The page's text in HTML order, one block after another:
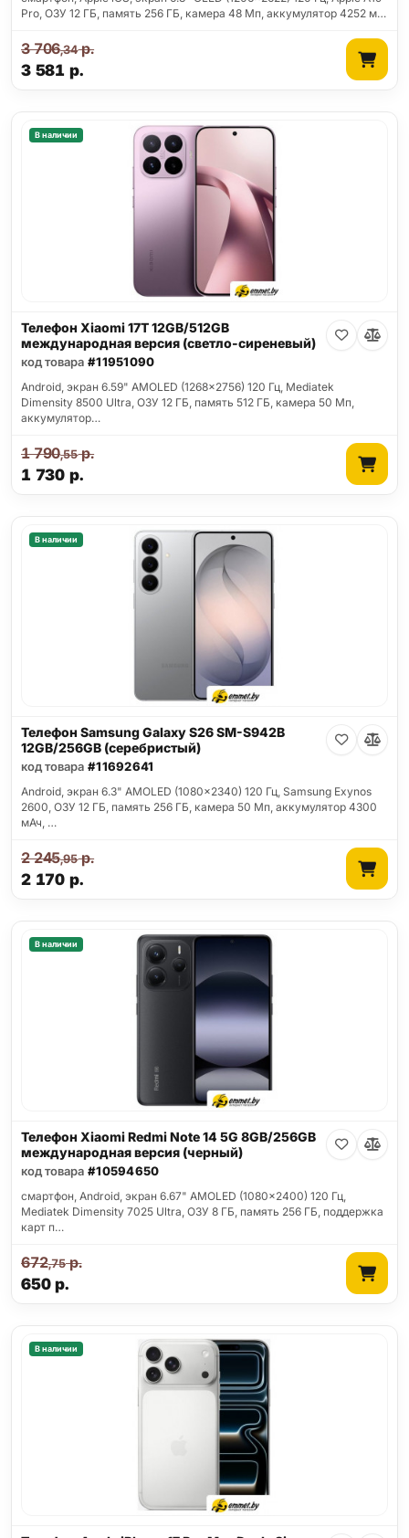
Pro, ОЗУ 12 ГБ, память 256 ГБ, камера 48 Мп, аккумулятор 4252 м…
3 581 р.
3 706,34р.
В наличии
Телефон Xiaomi 17T 12GB/512GB
международная версия (светло-сиреневый)
код товара #11951090
Android, экран 6.59" AMOLED (1268x2756) 120 Гц, Mediatek
Dimensity 8500 Ultra, ОЗУ 12 ГБ, память 512 ГБ, камера 50 Мп,
аккумулятор…
1 730 р.
1 790,55р.
В наличии
Телефон Samsung Galaxy S26 SM-S942B
12GB/256GB (серебристый)
код товара #11692641
Android, экран 6.3" AMOLED (1080x2340) 120 Гц, Samsung Exynos
2600, ОЗУ 12 ГБ, память 256 ГБ, камера 50 Мп, аккумулятор 4300
мАч, …
2 170 р.
2 245,95р.
В наличии
Телефон Xiaomi Redmi Note 14 5G 8GB/256GB
международная версия (черный)
код товара #10594650
смартфон, Android, экран 6.67" AMOLED (1080x2400) 120 Гц,
Mediatek Dimensity 7025 Ultra, ОЗУ 8 ГБ, память 256 ГБ, поддержка
карт п…
650р.
672,75р.
В наличии